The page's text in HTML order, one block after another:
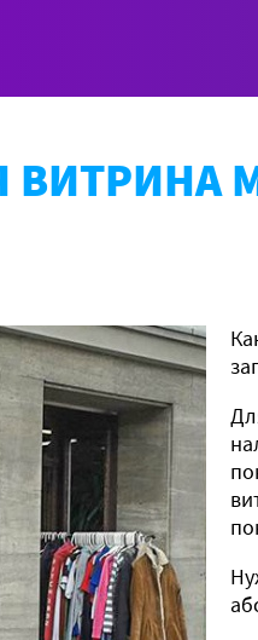
ВИТРИНА